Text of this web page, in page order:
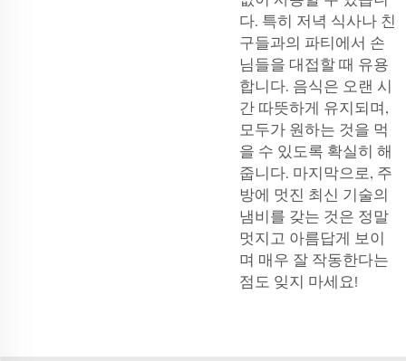
다. 특히 저녁 식사나 친
구들과의 파티에서 손
님들을 대접할 때 유용
합니다. 음식은 오랜 시
간 따뜻하게 유지되며,
모두가 원하는 것을 먹
을 수 있도록 확실히 해
줍니다. 마지막으로, 주
방에 멋진 최신 기술의
냄비를 갖는 것은 정말
멋지고 아름답게 보이
며 매우 잘 작동한다는
점도 잊지 마세요!